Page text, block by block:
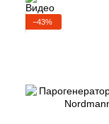
−43%